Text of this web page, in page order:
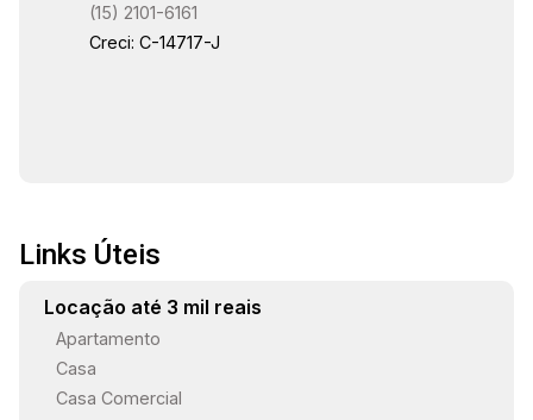
(15) 2101-6161
Creci: C-14717-J
Links Úteis
Locação até 3 mil reais
Apartamento
Casa
Casa Comercial